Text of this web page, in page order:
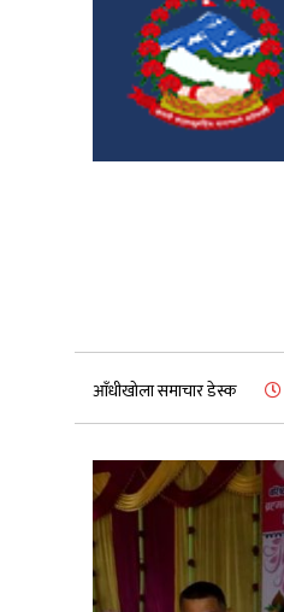
आँधीखोला समाचार डेस्क